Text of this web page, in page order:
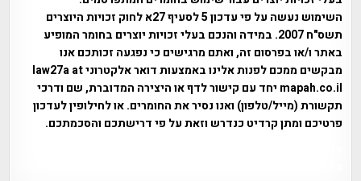
השימוש נעשה על פי עדכון 5 לסעיף 27א לחוק זכויות היוצרים
תשס"ח 2007. במידה והנכם בעלי זכויות יוצרים בחומר המופיע
באתר ו/או בפרסום זה, ואתם מרגישים כי נפגעה זכותכם אנו
מבקשים ממכם לפנות אלינו באמצעות דואר אלקטרוני law27a at
mapah.co.il יחד עם קישור לדף או היצירה המדוברת, שם ודרכי
תקשורת (מייל/טלפון) ואנו נסיר את החומרים. או לחילופין לעדכון
פרטיכם ומתן קרדיט כנדרש וזאת על פי דרישתכם והסכמתכם.